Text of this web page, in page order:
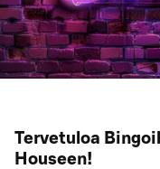
Tervetuloa
Houseen!